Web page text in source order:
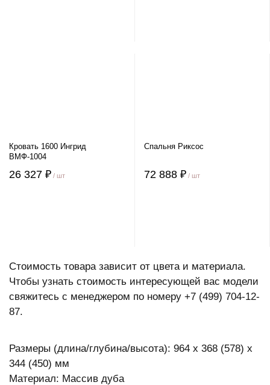
Кровать 1600 Ингрид
ВМФ-1004
26 327 ₽ / шт
Спальня Риксос
72 888 ₽ / шт
Стоимость товара зависит от цвета и материала.
Чтобы узнать стоимость интересующей вас модели
свяжитесь с менеджером по номеру +7 (499) 704-12-
87.
Размеры (длина/глубина/высота): 964 x 368 (578) x
344 (450) мм
Материал: Массив дуба